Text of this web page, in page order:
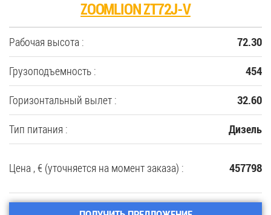
ZOOMLION ZT72J-V
Рабочая высота : 72.30
Грузоподъемность : 454
Горизонтальный вылет : 32.60
Тип питания : Дизель
Цена , € (уточняется на момент заказа) : 457798